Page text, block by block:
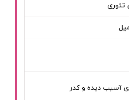
آسیب دیده و کدر